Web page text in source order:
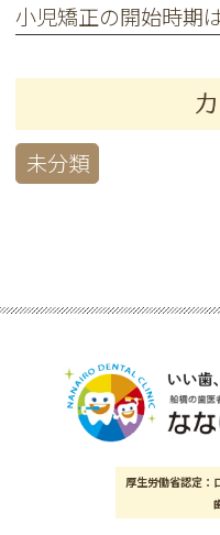
未分類
厚生労働省認定：
歯科外来